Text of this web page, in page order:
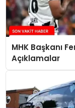
MHK Başkanı
Açıklamalar